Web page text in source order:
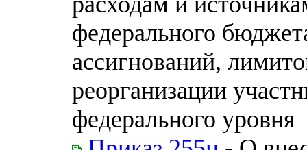
федерального
ассигнований,
реорганизации
федерального уровня